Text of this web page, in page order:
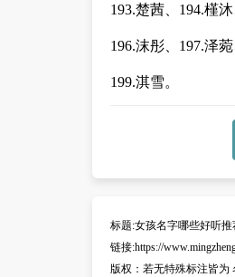
193.楚茜、194.槿
196.沫彤、197.泽
199.淇雪。
标题:女孩名字哪些好听推
链接:https://
版权： 若无特殊标注皆为